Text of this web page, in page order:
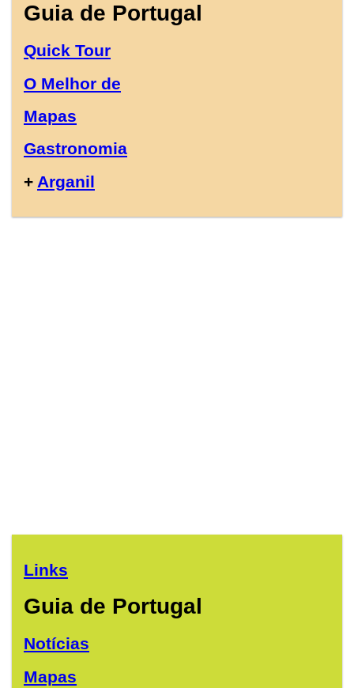
Guia de Portugal
Quick Tour
O Melhor de
Mapas
Gastronomia
+ Arganil
Links
Guia de Portugal
Notícias
Mapas